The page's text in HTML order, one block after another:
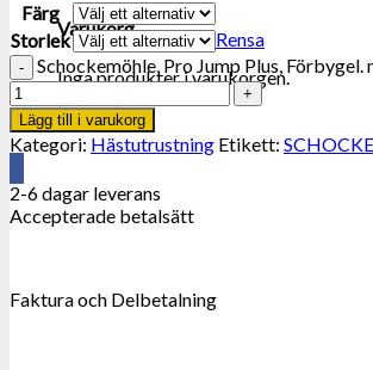
Varukorg
Inga produkter i varukorgen.
Färg
Storlek
Rensa
Schockemöhle, Pro Jump Plus, Förbygel.
Lägg till i varukorg
Kategori: Hästutrustning Etikett:
2-6 dagar leverans
Accepterade betalsätt
Faktura och Delbetalning